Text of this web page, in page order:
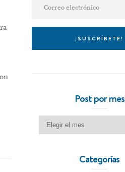
Post por mes
Post por mes
Categorías